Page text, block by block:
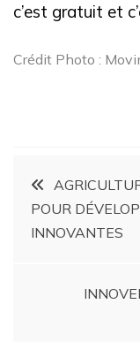
c’est gratuit et
Crédit Photo :
POUR
INNOVANTES